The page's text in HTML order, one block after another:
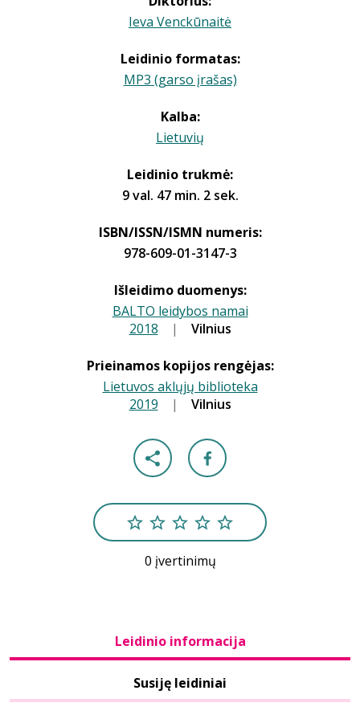
Ieva Venckūnaitė
Leidinio formatas:
MP3 (garso įrašas)
Kalba:
Lietuvių
Leidinio trukmė:
9 val. 47 min. 2 sek.
ISBN/ISSN/ISMN numeris:
978-609-01-3147-3
Išleidimo duomenys:
BALTO leidybos namai
2018 | Vilnius
Prieinamos kopijos rengėjas:
Lietuvos aklųjų biblioteka
2019 | Vilnius
0 įvertinimų
Leidinio informacija
Susiję leidiniai